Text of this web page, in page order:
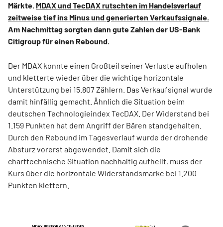
Märkte. MDAX und TecDAX rutschten im Handelsverlauf
zeitweise tief ins Minus und generierten Verkaufssignale.
Am Nachmittag sorgten dann gute Zahlen der US-Bank
Citigroup für einen Rebound.
Der MDAX konnte einen Großteil seiner Verluste aufholen
und kletterte wieder über die wichtige horizontale
Unterstützung bei 15.807 Zählern. Das Verkaufsignal wurde
damit hinfällig gemacht. Ähnlich die Situation beim
deutschen Technologieindex TecDAX. Der Widerstand bei
1.159 Punkten hat dem Angriff der Bären standgehalten.
Durch den Rebound im Tagesverlauf wurde der drohende
Absturz vorerst abgewendet. Damit sich die
charttechnische Situation nachhaltig aufhellt, muss der
Kurs über die horizontale Widerstandsmarke bei 1.200
Punkten klettern.